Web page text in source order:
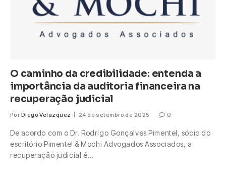
O caminho da credibilidade: entenda a
importância da auditoria financeira na
recuperação judicial
Por Diego Velázquez 24 de setembro de 2025 0
De acordo com o Dr. Rodrigo Gonçalves Pimentel, sócio do
escritório Pimentel & Mochi Advogados Associados, a
recuperação judicial é…